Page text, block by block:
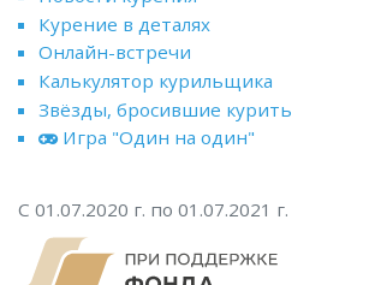
Курение в деталях
Онлайн-встречи
Калькулятор курильщика
Звёзды, бросившие курить
Игра "Один на один"
С 01.07.2020 г. по 01.07.2021 г.